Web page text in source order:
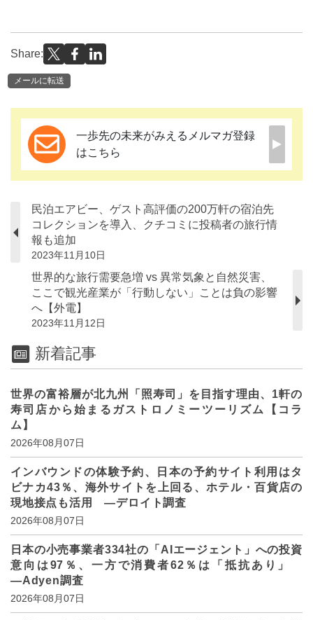
Share:
メールに転送
一歩先の未来がみえるメルマガ登録
はこちら
民泊エアビー、ゲスト高評価の200万軒の宿泊先
コレクションを導入、クチコミに投稿者の旅行情
報も追加
2023年11月10日
世界的な旅行需要急増 vs 異常気象と自然災害、
ここで観光産業が「行動しない」ことは負の影響
へ【外電】
2023年11月12日
新着記事
世界の富裕層が北九州「照寿司」を目指す理由、1軒の
寿司店から始まるガストロノミーツーリズム【コラ
ム】
2026年08月07日
インバウンドの体験予約、日本の予約サイト利用はタ
ビナカ43％、海外サイトを上回る、ホテル・百貨店の
現地接点も活用 ―デロイト調査
2026年08月07日
日本の小売事業者334社の「AIエージェント」への投資
意向は97％、一方で消費者62％は「抵抗あり」
―Adyen調査
2026年08月07日